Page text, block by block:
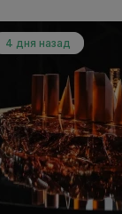
4 дня назад